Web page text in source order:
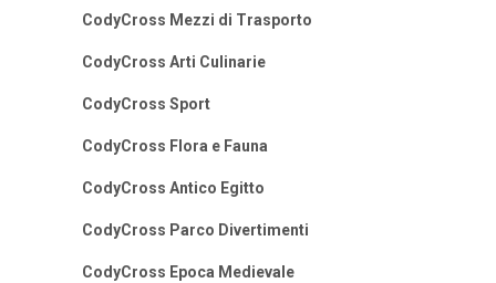
CodyCross Mezzi di Trasporto
CodyCross Arti Culinarie
CodyCross Sport
CodyCross Flora e Fauna
CodyCross Antico Egitto
CodyCross Parco Divertimenti
CodyCross Epoca Medievale